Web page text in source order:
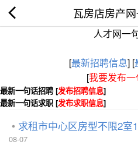
瓦房店房产
人才网一
[最新招聘信息] [
[我要发布
最新一句话招聘 [发布招聘信息]
最新一句话求职 [发布求职信息]
求租市中心区房型不限2室
08-07